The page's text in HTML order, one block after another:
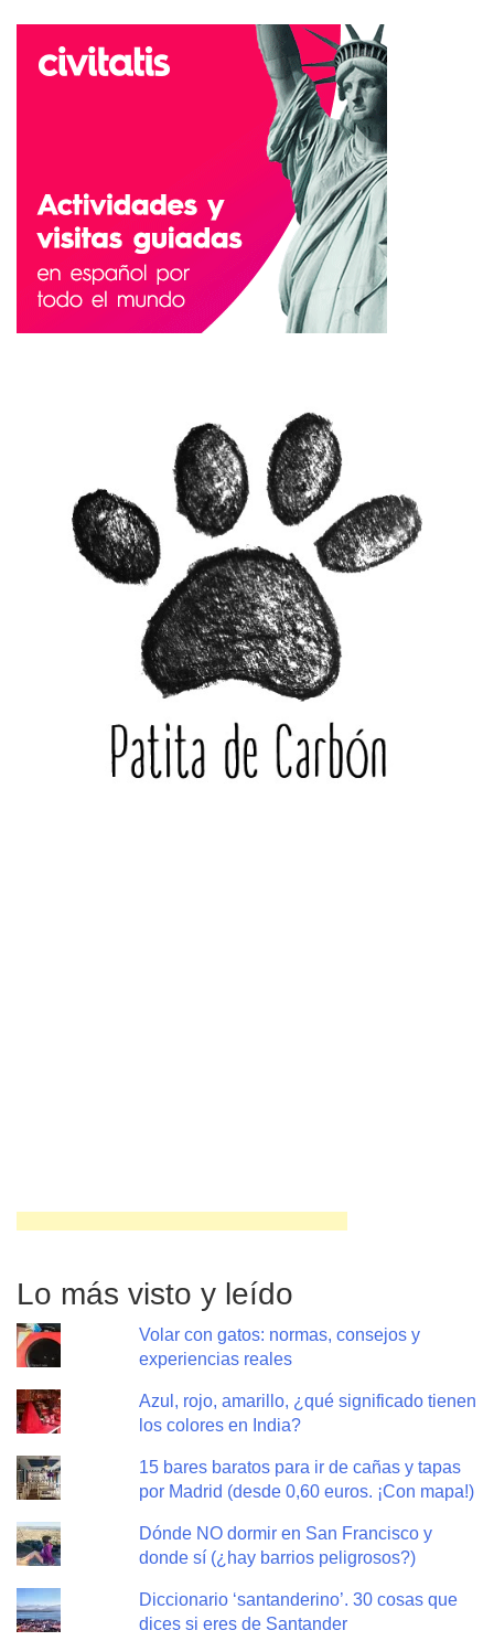
Lo más visto y leído
Volar con gatos: normas, consejos y
experiencias reales
Azul, rojo, amarillo, ¿qué significado tienen
los colores en India?
15 bares baratos para ir de cañas y tapas
por Madrid (desde 0,60 euros. ¡Con mapa!)
Dónde NO dormir en San Francisco y
donde sí (¿hay barrios peligrosos?)
Diccionario ‘santanderino’. 30 cosas que
dices si eres de Santander